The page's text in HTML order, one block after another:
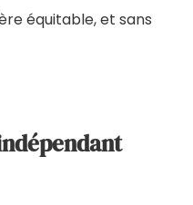
équitable, et sans